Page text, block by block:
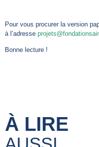
Pour vous procurer la version
à l’adresse
Bonne lecture !
À LIRE